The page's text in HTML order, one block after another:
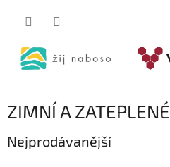
ZIMNÍ A ZATEPLENÉ
Nejprodávanější